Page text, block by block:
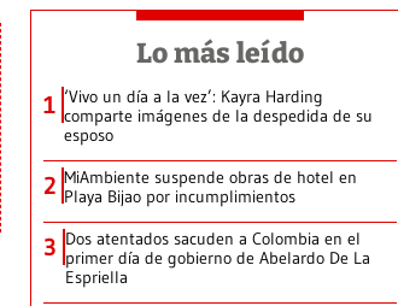
Lo más leído
1 ‘Vivo un día a la vez’: Kayra Harding
comparte imágenes de la despedida de su
esposo
2 MiAmbiente suspende obras de hotel en
Playa Bijao por incumplimientos
3 Dos atentados sacuden a Colombia en el
primer día de gobierno de Abelardo De La
Espriella